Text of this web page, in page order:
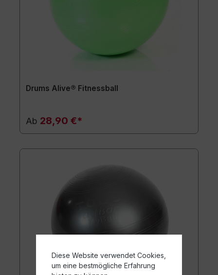
Drums Alive® Fitnessball
Ab 28,90 €*
Diese Website verwendet Cookies,
um eine bestmögliche Erfahrung